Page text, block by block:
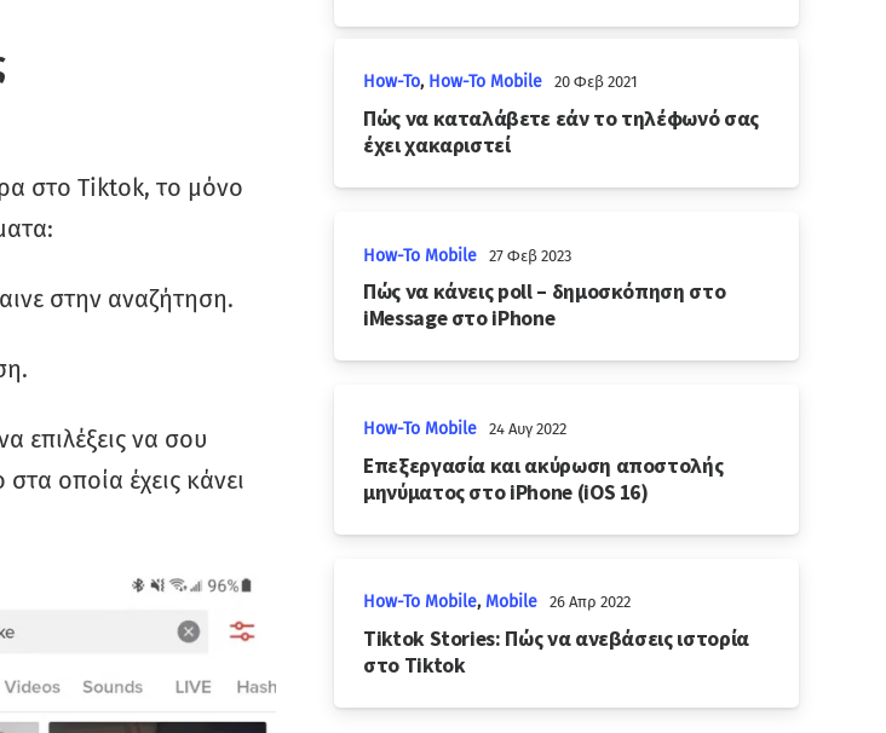
στο Tiktok, το μόνο
στην αναζήτηση.
επιλέξεις να σου
οποία έχεις κάνει
How-To, How-To Mobile 20 Φεβ 2021
Πώς να καταλάβετε εάν το τηλέφωνό σας
έχει χακαριστεί
How-To Mobile 27 Φεβ 2023
Πώς να κάνεις poll – δημοσκόπηση στο
iMessage στο iPhone
How-To Mobile 24 Αυγ 2022
Επεξεργασία και ακύρωση αποστολής
μηνύματος στο iPhone (iOS 16)
How-To Mobile, Mobile 26 Απρ 2022
Tiktok Stories: Πώς να ανεβάσεις ιστορία
στο Tiktok